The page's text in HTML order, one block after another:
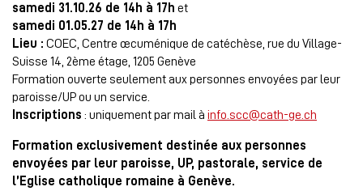
samedi 31.10.26 de 14h à 17h et
samedi 01.05.27 de 14h à 17h
Lieu : COEC, Centre œcuménique de catéchèse, rue du Village-
Suisse 14, 2ème étage, 1205 Genève
Formation ouverte seulement aux personnes envoyées par leur
paroisse/UP ou un service.
Inscriptions : uniquement par mail à info.scc@cath-ge.ch
Formation exclusivement destinée aux personnes
envoyées par leur paroisse, UP, pastorale, service de
l’Eglise catholique romaine à Genève.